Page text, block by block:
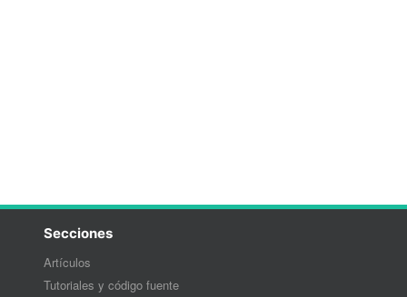
Secciones
Artículos
Tutoriales y código fuente